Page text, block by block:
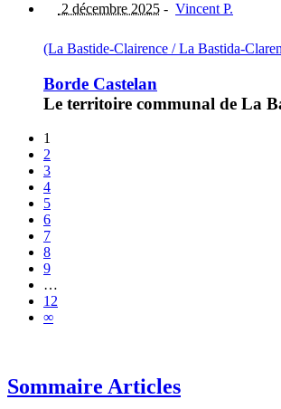
2 décembre 2025 - Vincent P.
(La Bastide-Clairence / La Bastida-
Borde Castelan
Le territoire communal de La
1
2
3
4
5
6
7
8
9
…
12
∞
Sommaire Articles